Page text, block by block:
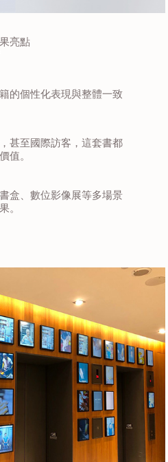
亮點
的個性化表現與整體一致
甚至國際訪客，這套書都
值。
盒、數位影像展等多場景
。